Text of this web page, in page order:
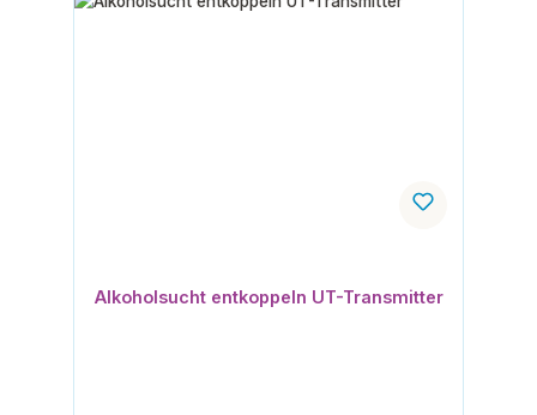
Alkoholsucht entkoppeln UT-Transmitter